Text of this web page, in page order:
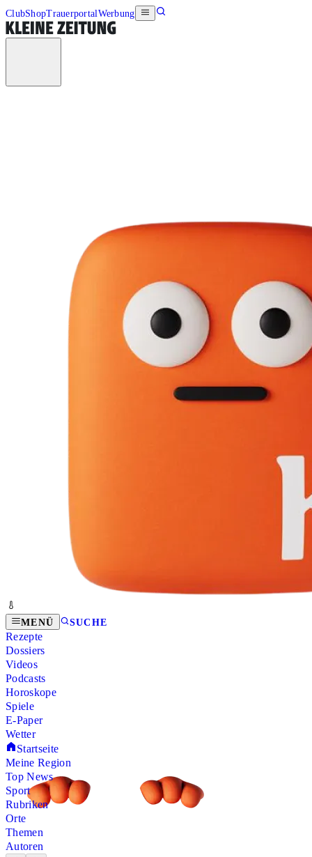
ClubShopTrauerportalWerbung
MENÜ SUCHE
Rezepte
Dossiers
Videos
Podcasts
Horoskope
Spiele
E-Paper
Wetter
Startseite
Meine Region
Top News
Sport
Rubriken
Orte
Themen
Autoren